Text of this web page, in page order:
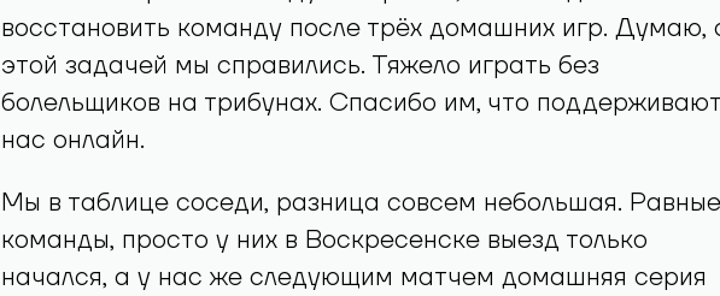
восстановить команду после трёх домашних игр. Думаю,
этой задачей мы справились. Тяжело играть без
болельщиков на трибунах. Спасибо им, что поддерживают
нас онлайн.
Мы в таблице соседи, разница совсем небольшая. Равные
команды, просто у них в Воскресенске выезд только
начался, а у нас же следующим матчем домашняя серия